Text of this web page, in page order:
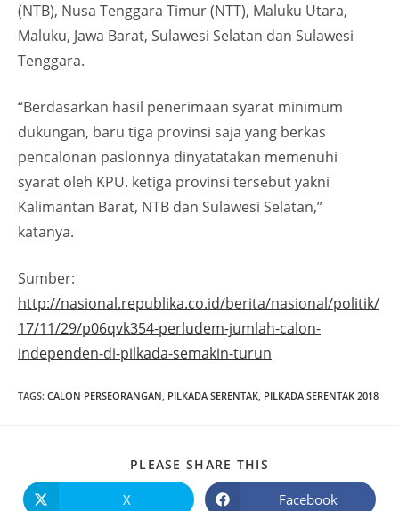
(NTB), Nusa Tenggara Timur (NTT), Maluku Utara,
Maluku, Jawa Barat, Sulawesi Selatan dan Sulawesi
Tenggara.
“Berdasarkan hasil penerimaan syarat minimum
dukungan, baru tiga provinsi saja yang berkas
pencalonan paslonnya dinyatatakan memenuhi
syarat oleh KPU. ketiga provinsi tersebut yakni
Kalimantan Barat, NTB dan Sulawesi Selatan,”
katanya.
Sumber:
http://nasional.republika.co.id/berita/nasional/politik/
17/11/29/p06qvk354-perludem-jumlah-calon-
independen-di-pilkada-semakin-turun
TAGS: CALON PERSEORANGAN, PILKADA SERENTAK, PILKADA SERENTAK 2018
PLEASE SHARE THIS
X Facebook